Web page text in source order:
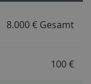
8.000 € Gesamt
100 €